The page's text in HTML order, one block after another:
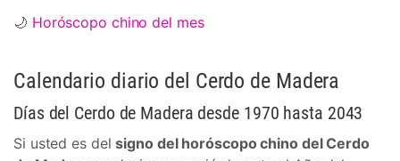
🌙 Horóscopo chino del mes
Calendario diario del Cerdo de Madera
Días del Cerdo de Madera desde 1970 hasta 2043
Si usted es delsigno del horóscopo chino del Cerdo